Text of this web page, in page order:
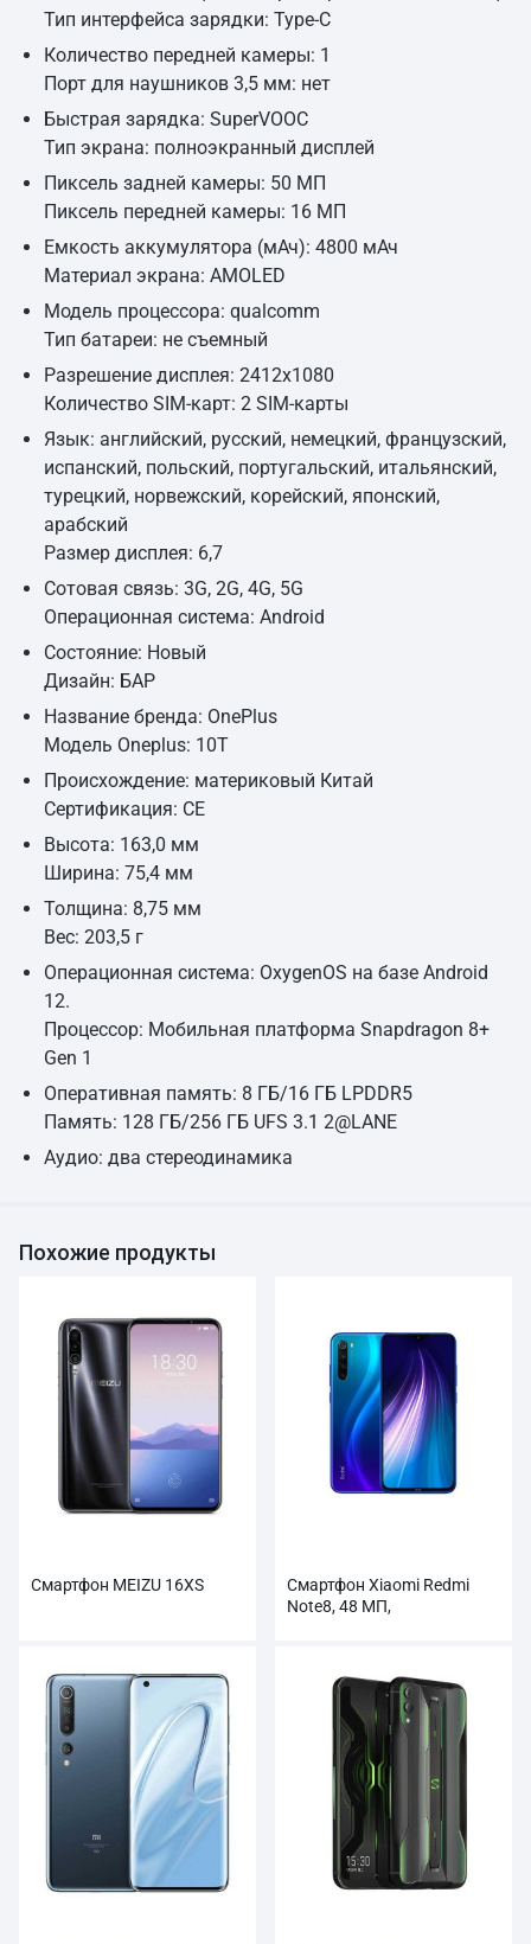
Тип интерфейса зарядки: Type-C
Количество передней камеры: 1
Порт для наушников 3,5 мм: нет
Быстрая зарядка: SuperVOOC
Тип экрана: полноэкранный дисплей
Пиксель задней камеры: 50 МП
Пиксель передней камеры: 16 МП
Емкость аккумулятора (мАч): 4800 мАч
Материал экрана: AMOLED
Модель процессора: qualcomm
Тип батареи: не съемный
Разрешение дисплея: 2412x1080
Количество SIM-карт: 2 SIM-карты
Язык: английский, русский, немецкий, французский,
испанский, польский, португальский, итальянский,
турецкий, норвежский, корейский, японский,
арабский
Размер дисплея: 6,7
Сотовая связь: 3G, 2G, 4G, 5G
Операционная система: Android
Состояние: Новый
Дизайн: БАР
Название бренда: OnePlus
Модель Oneplus: 10T
Происхождение: материковый Китай
Сертификация: CE
Высота: 163,0 мм
Ширина: 75,4 мм
Толщина: 8,75 мм
Вес: 203,5 г
Операционная система: OxygenOS на базе Android
12.
Процессор: Мобильная платформа Snapdragon 8+
Gen 1
Оперативная память: 8 ГБ/16 ГБ LPDDR5
Память: 128 ГБ/256 ГБ UFS 3.1 2@LANE
Аудио: два стереодинамика
Похожие продукты
Смартфон MEIZU 16XS
Смартфон Xiaomi Redmi
Note8, 48 МП,